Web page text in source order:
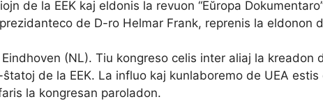
de la EEK kaj eldonis la revuon “Eŭropa
de D-ro Helmar Frank, reprenis la eldonon
(NL). Tiu kongreso celis inter aliaj la kreadon
de la EEK. La influo kaj kunlaboremo de UEA estis
la kongresan paroladon.